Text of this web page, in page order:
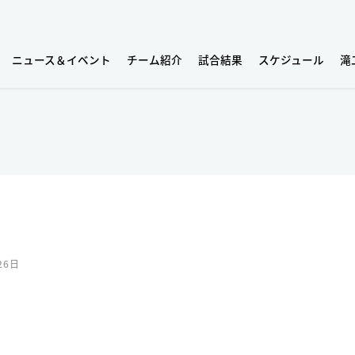
ニュース＆イベント チーム紹介 試合結果 スケジュール 滝
日